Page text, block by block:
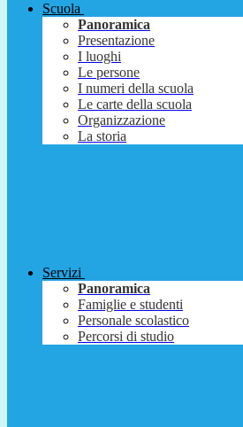
Scuola
Panoramica
Presentazione
I luoghi
Le persone
I numeri della scuola
Le carte della scuola
Organizzazione
La storia
Servizi
Panoramica
Famiglie e studenti
Personale scolastico
Percorsi di studio